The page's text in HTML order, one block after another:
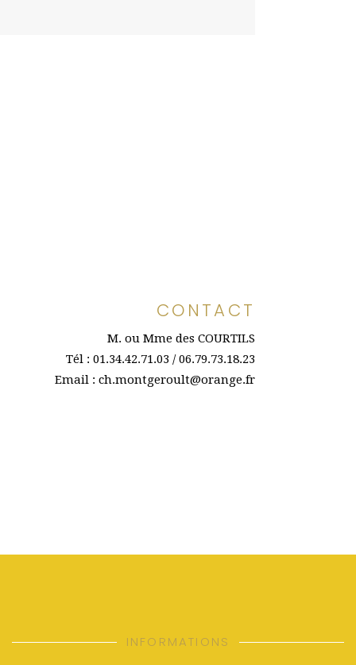
CONTACT
M. ou Mme des COURTILS
Tél : 01.34.42.71.03 / 06.79.73.18.23
Email : ch.montgeroult@orange.fr
INFORMATIONS